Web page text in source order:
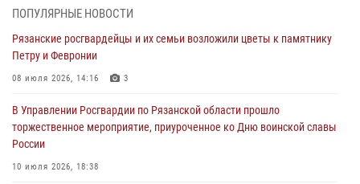
27 июля 2026, 15:26
Офицер вневедомственной охраны в эфире «Радио России - Рязань»
рассказал о службе во вневедомственной охране
23 июля 2026, 09:02
В Рязани почтили память офицеров СОБР, погибших при исполнении
служебного долга
ПОПУЛЯРНЫЕ НОВОСТИ
Рязанские росгвардейцы и их семьи возложили цветы к памятнику
Петру и Февронии
08 июля 2026, 14:16 3
В Управлении Росгвардии по Рязанской области прошло
торжественное мероприятие, приуроченное ко Дню воинской славы
России
10 июля 2026, 18:38